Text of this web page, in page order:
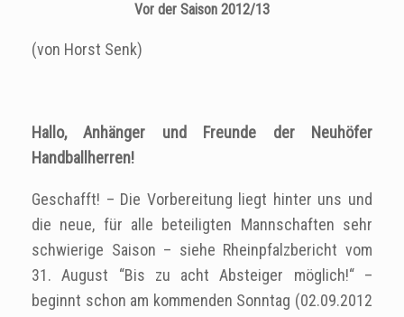
Vor der Saison 2012/13
(von Horst Senk)
Hallo, Anhänger und Freunde der Neuhöfer
Handballherren!
Geschafft! – Die Vorbereitung liegt hinter uns und
die neue, für alle beteiligten Mannschaften sehr
schwierige Saison – siehe Rheinpfalzbericht vom
31. August “Bis zu acht Absteiger möglich!“ –
beginnt schon am kommenden Sonntag (02.09.2012